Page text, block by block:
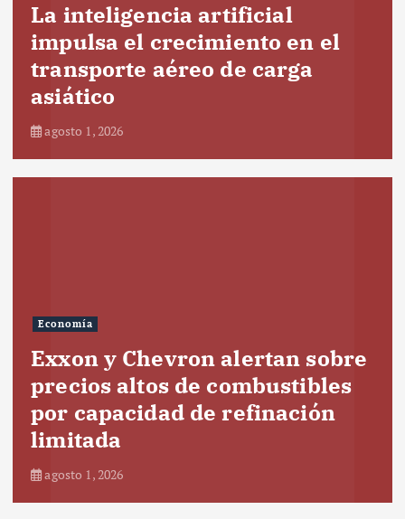
La inteligencia artificial
impulsa el crecimiento en el
transporte aéreo de carga
asiático
agosto 1, 2026
Economía
Exxon y Chevron alertan sobre
precios altos de combustibles
por capacidad de refinación
limitada
agosto 1, 2026